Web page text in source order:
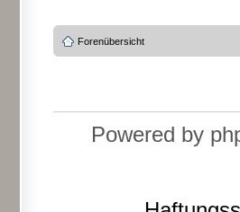
Forenübersicht
Powered by